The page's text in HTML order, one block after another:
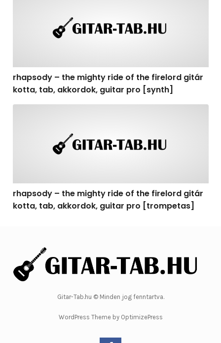
rhapsody – the mighty ride of the firelord gitár
kotta, tab, akkordok, guitar pro [synth]
rhapsody – the mighty ride of the firelord gitár
kotta, tab, akkordok, guitar pro [trompetas]
Gitar-Tab.hu © Minden jog fenntartva.
WordPress Theme by OptimizePress